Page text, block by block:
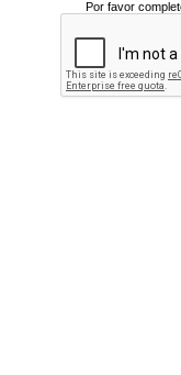
Por favor